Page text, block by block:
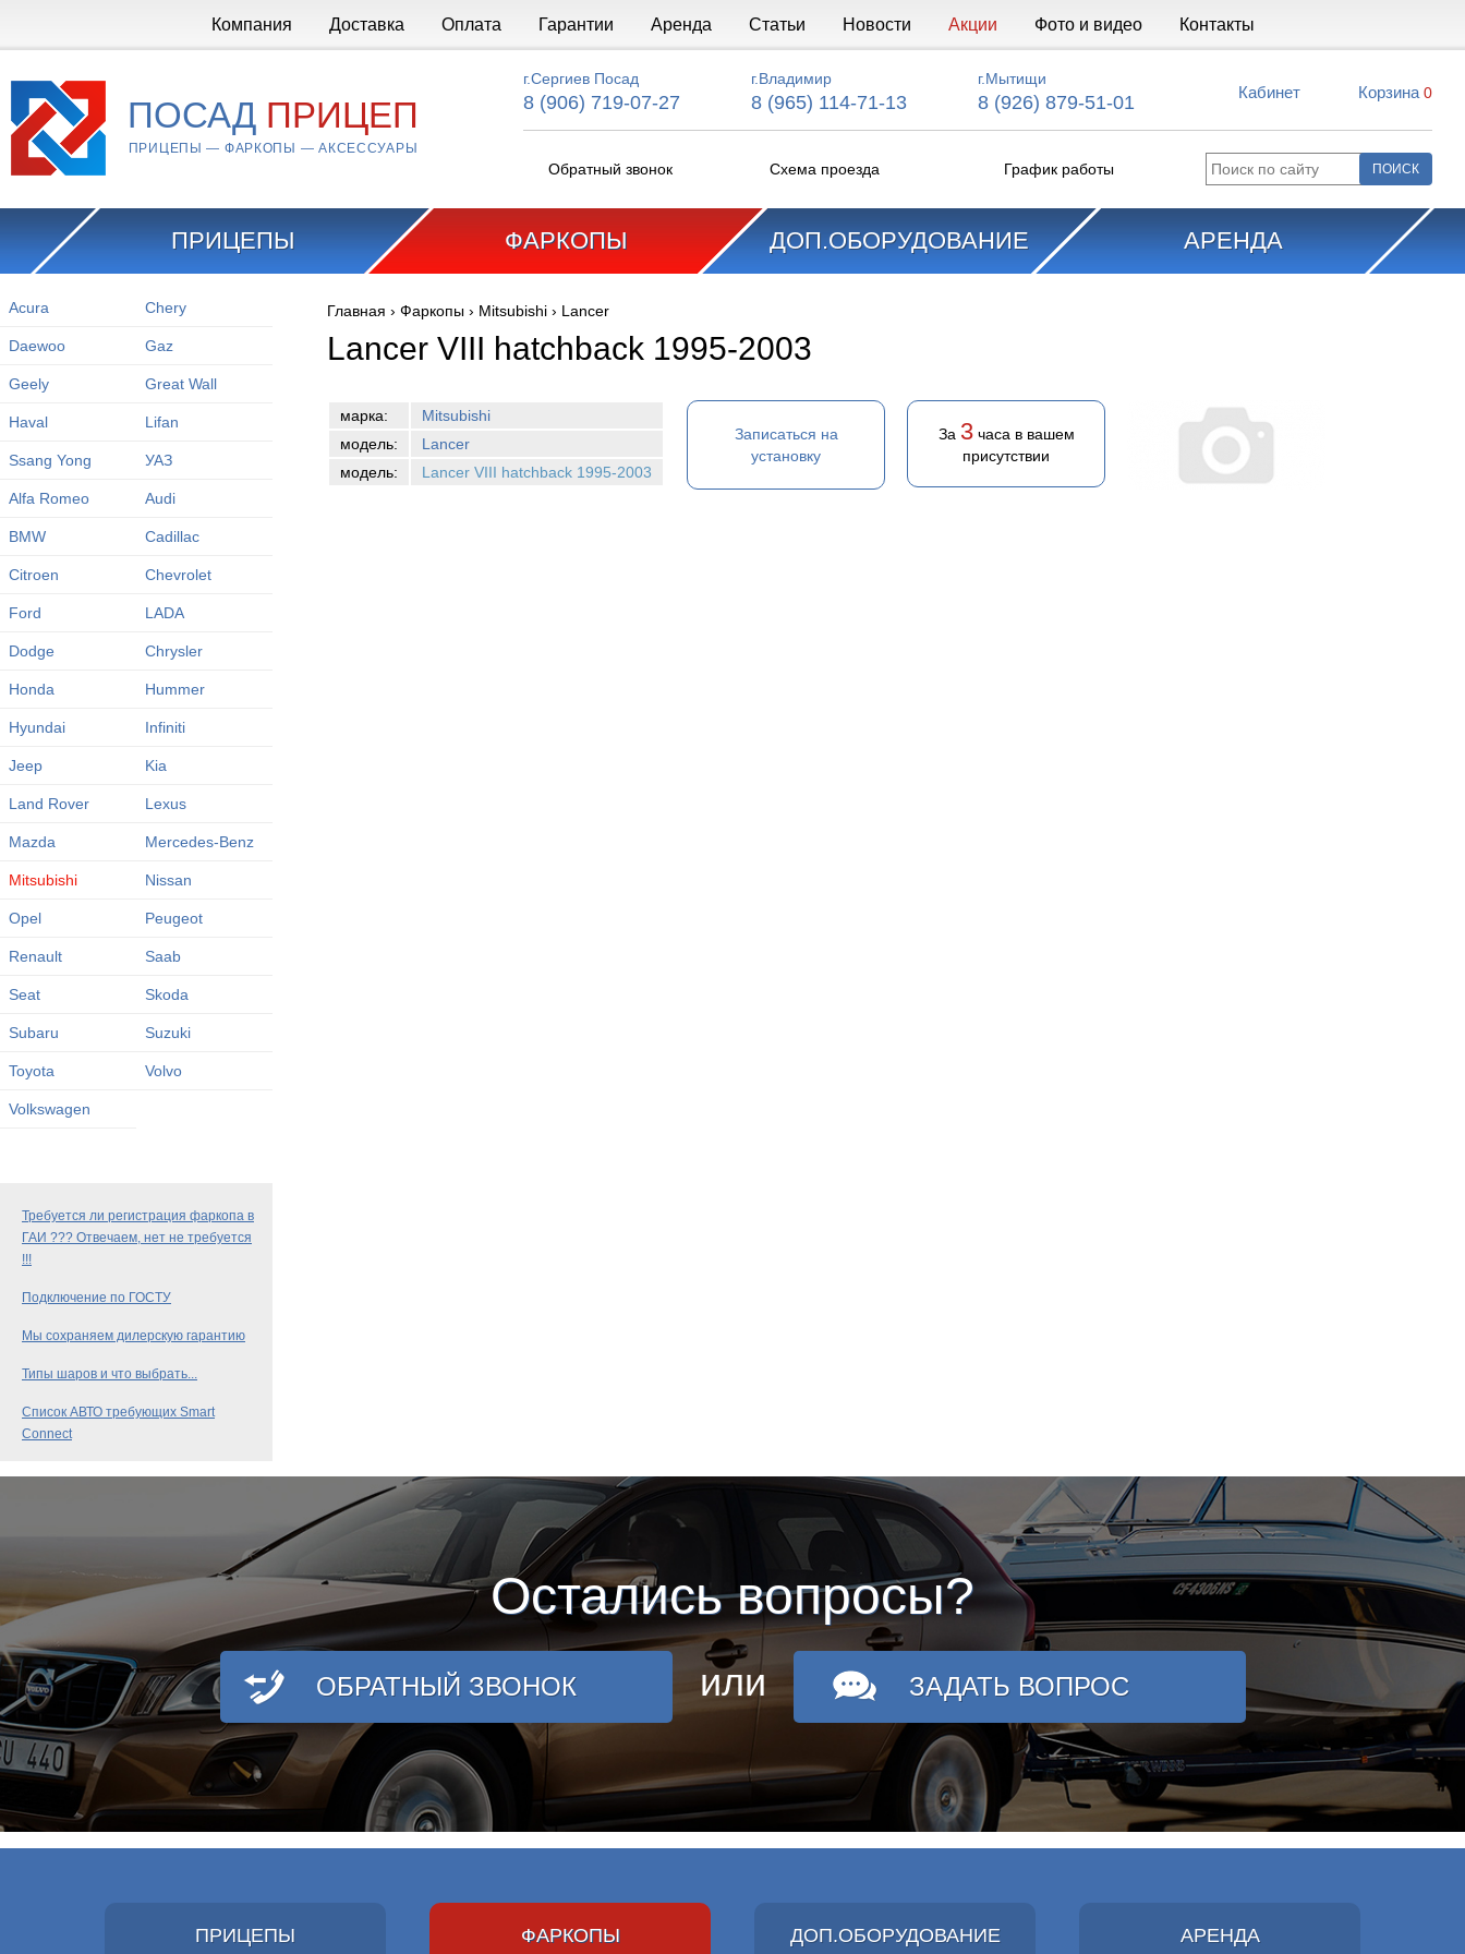
Компания Доставка Оплата Гарантии Аренда Статьи Новости Акции Фото и видео Контакты
ПОСАД ПРИЦЕП
ПРИЦЕПЫ — ФАРКОПЫ — АКСЕССУАРЫ
г.Сергиев Посад
8 (906) 719-07-27
г.Владимир
8 (965) 114-71-13
г.Мытищи
8 (926) 879-51-01 Кабинет Корзина 0
Обратный звонок Схема проезда График работы
ПРИЦЕПЫ ФАРКОПЫ ДОП.ОБОРУДОВАНИЕ АРЕНДА
Acura Chery
Daewoo Gaz
Geely Great Wall
Haval Lifan
Ssang Yong УАЗ
Alfa Romeo Audi
BMW Cadillac
Citroen Chevrolet
Ford LADA
Dodge Chrysler
Honda Hummer
Hyundai Infiniti
Jeep Kia
Land Rover Lexus
Mazda Mercedes-Benz
Mitsubishi Nissan
Opel Peugeot
Renault Saab
Seat Skoda
Subaru Suzuki
Toyota Volvo
Volkswagen
Требуется ли регистрация фаркопа в
ГАИ ??? Отвечаем, нет не требуется
!!!
Подключение по ГОСТУ
Мы сохраняем дилерскую гарантию
Типы шаров и что выбрать...
Список АВТО требующих Smart
Connect
Вы здесь
Главная › Фаркопы › Mitsubishi › Lancer
Lancer VIII hatchback 1995-2003
марка:
Mitsubishi
модель:
Lancer
модель:
Lancer VIII hatchback 1995-2003
Записаться на
установку
За 3часа в вашем
присутствии
Остались вопросы?
ОБРАТНЫЙ ЗВОНОК или ЗАДАТЬ ВОПРОС
ПРИЦЕПЫ ФАРКОПЫ ДОП.ОБОРУДОВАНИЕ АРЕНДА